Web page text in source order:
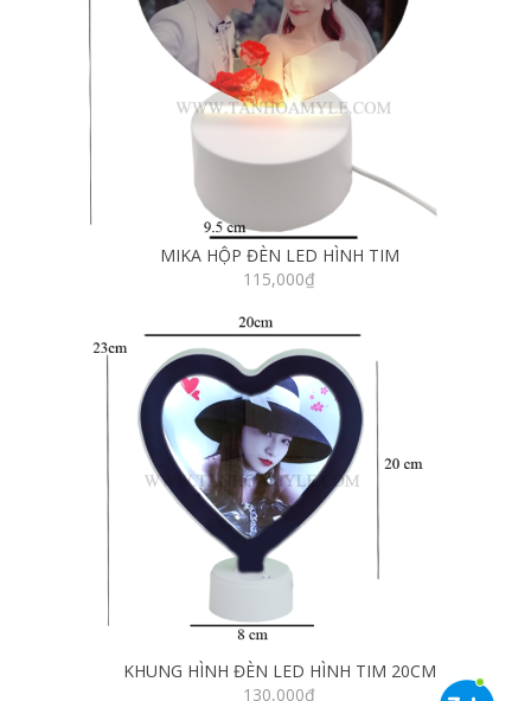
MIKA HỘP ĐÈN LED HÌNH TIM
115,000₫
KHUNG HÌNH ĐÈN LED HÌNH TIM 20CM
130,000₫